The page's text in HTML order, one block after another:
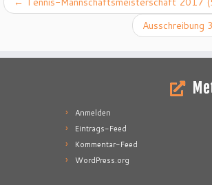
Ausschreibung
Anmelden
Eintrags-Feed
Kommentar-Feed
WordPress.org